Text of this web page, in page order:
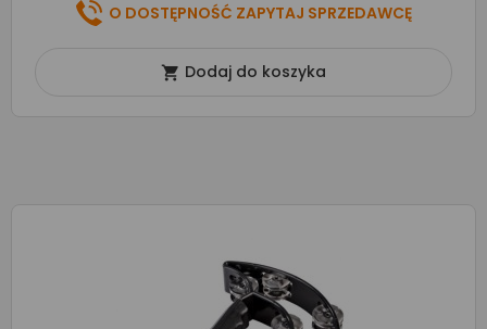
O DOSTĘPNOŚĆ ZAPYTAJ SPRZEDAWCĘ
 Dodaj do koszyka